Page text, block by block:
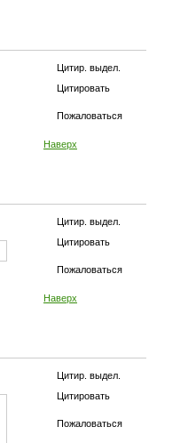
Цитир. выдел.
Цитировать
Пожаловаться
Наверх
Цитир. выдел.
Цитировать
Пожаловаться
Наверх
Цитир. выдел.
Цитировать
Пожаловаться